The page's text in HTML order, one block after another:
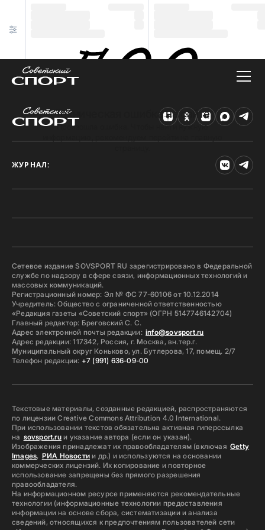
Техническая ошибка на сайте
Произошла ошибка. Чтобы найти нужную
ЖУРНАЛ:
Сетевое издание SOVSPORT RU зарегистрировано в Федеральной
службе по надзору в сфере связи, информационных технологий и
массовых коммуникаций.
Регистрационный номер: Эл № ФС 77-60106 от 10.12.2014
Учредитель: Общество с ограниченной ответственностью
«Редакция газеты «Советский спорт» (ОГРН 5147746142704)
Главный редактор: Бреговский С. С.
Адрес электронной почты редакции: info@sovsport.ru
Адрес редакции: 117342, Россия, г. Москва, вн.тер.г.
Муниципальный округ Коньково, ул. Бутлерова, 17, помещ. 2/7
Телефон редакции: +7 (991) 636-09-00
Текстовые материалы, созданные редакцией, распространяются
по лицензии Creative Commons Attribution 4.0 International.
При использовании текстов обязательна активная гиперссылка
на sovsport.ruи указание автора (если он указан).
Изображения принадлежат их правообладателям (включая Getty
Images, РИА Новостии др.) и используются на основании
коммерческих лицензий. Их копирование и повторное
использование запрещены без прямого разрешения
правообладателя.
На информационном ресурсе применяются рекомендательные
технологии (информационные технологии предоставления
информации на основе сбора, систематизации и анализа
сведений, относящихся к предпочтениям пользователей сети